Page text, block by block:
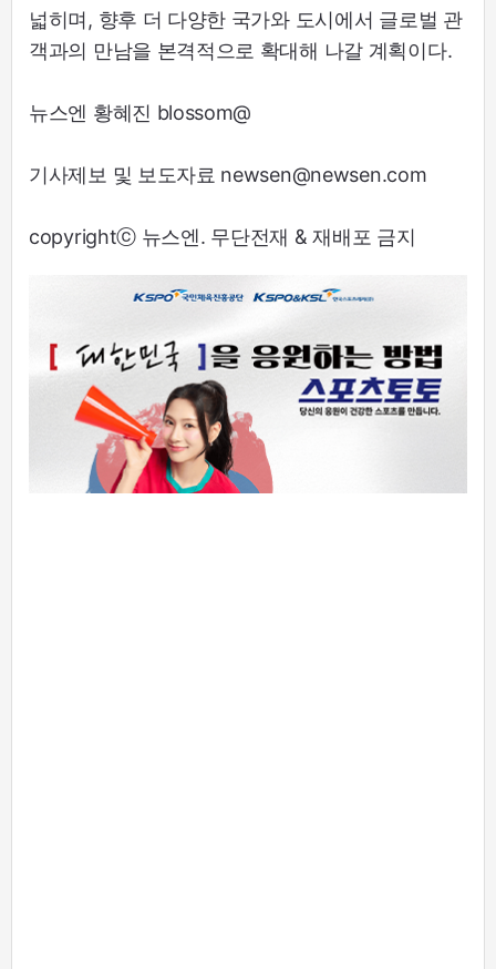
넓히며, 향후 더 다양한 국가와 도시에서 글로벌 관
객과의 만남을 본격적으로 확대해 나갈 계획이다.
뉴스엔 황혜진 blossom@
기사제보 및 보도자료 newsen@newsen.com
copyrightⓒ 뉴스엔. 무단전재 & 재배포 금지